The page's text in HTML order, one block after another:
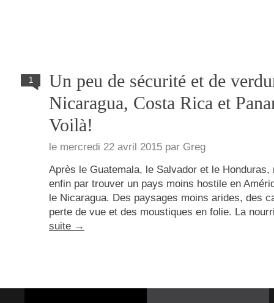
1
Un peu de sécurité et de
Nicaragua, Costa Rica et
Voilà!
le mercredi 22 avril 2015 par Greg
Après le Guatemala, le Salvador et le Honduras,
enfin par trouver un pays moins hostile en
le Nicaragua. Des paysages moins arides, des
perte de vue et des moustiques en folie. La
suite →